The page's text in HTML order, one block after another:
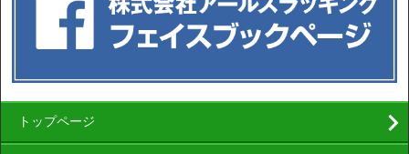
トップページ